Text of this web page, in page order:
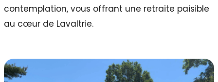
contemplation, vous offrant une retraite paisible
au cœur de Lavaltrie.